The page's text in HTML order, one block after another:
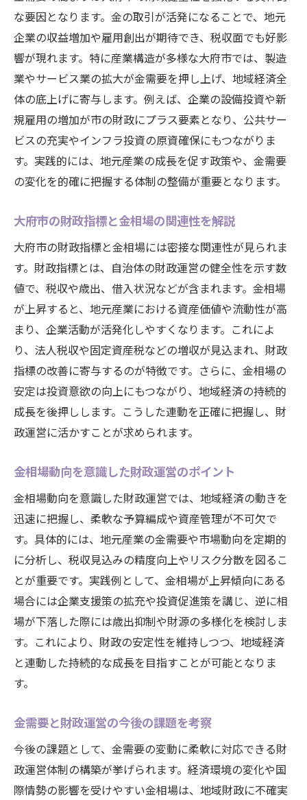
な要因となります。金の取引が活発になることで、地元
企業の収益増加や雇用創出が期待でき、税収面でも好影
響が現れます。特に産業構造が多様な大府市では、製造
業やサービス業の拡大が金需要を押し上げ、地域経済全
体の底上げに寄与します。例えば、企業の設備投資や新
規雇用の増加が市の財政にプラス要素となり、公共サー
ビスの充実やインフラ投資の原資確保にもつながりま
す。実践的には、地元産業の成長を促す政策や、金需要
の変化を的確に把握する体制の整備が重要となります。
大府市の財政指標と金相場の関連性を解説
大府市の財政指標と金相場には密接な関連性が見られま
す。財政指標とは、自治体の財政運営の健全性を示す数
値で、税収や歳出、借入状況などが含まれます。金相場
が上昇すると、地元産業における資産価値や流動性が高
まり、企業活動が活発化しやすくなります。これによ
り、法人税収や固定資産税などの増収が見込まれ、財政
指標の改善に寄与するのが特徴です。さらに、金相場の
安定は投資意欲の向上にもつながり、地域経済の持続的
成長を後押しします。こうした連動を正確に把握し、財
政運営に活かすことが求められます。
金相場動向を意識した財政運営のポイント
金相場動向を意識した財政運営では、地域経済の動きを
迅速に把握し、柔軟な予算編成や資産管理が不可欠で
す。具体的には、地元産業の金需要や市場動向を定期的
に分析し、税収見込みの精度向上やリスク分散を図るこ
とが重要です。実践例として、金相場が上昇傾向にある
場合には企業支援策の拡充や投資促進策を講じ、逆に相
場が下落した際には歳出抑制や財源の多様化を検討しま
す。これにより、財政の安定性を維持しつつ、地域経済
と連動した持続的な成長を目指すことが可能となりま
す。
金需要と財政運営の今後の課題を考察
今後の課題として、金需要の変動に柔軟に対応できる財
政運営体制の構築が挙げられます。経済環境の変化や国
際情勢の影響を受けやすい金相場は、地域財政に不確実